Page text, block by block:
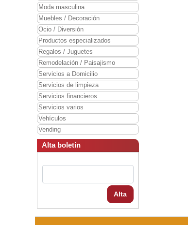
Moda masculina
Muebles / Decoración
Ocio / Diversión
Productos especializados
Regalos / Juguetes
Remodelación / Paisajismo
Servicios a Domicilio
Servicios de limpieza
Servicios financieros
Servicios varios
Vehículos
Vending
Alta boletín
Alta